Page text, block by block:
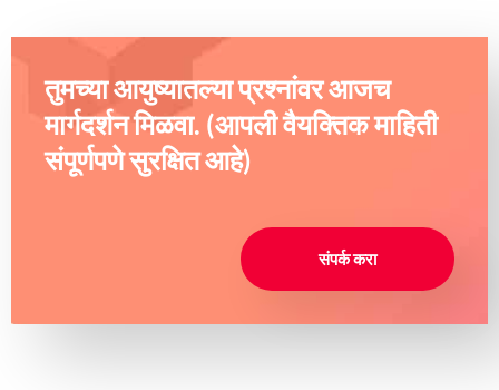
तुमच्या आयुष्यातल्या प्रश्नांवर आजच
मार्गदर्शन मिळवा. (आपली वैयक्तिक माहिती
संपूर्णपणे सुरक्षित आहे)
संपर्क करा